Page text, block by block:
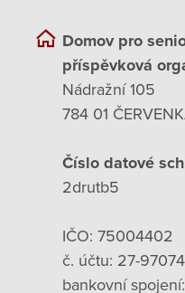
Domov pro
příspěvková
Nádražní 105
784 01
Číslo datové
2drutb5
IČO: 75004402
č. účtu: 27-
bankovní